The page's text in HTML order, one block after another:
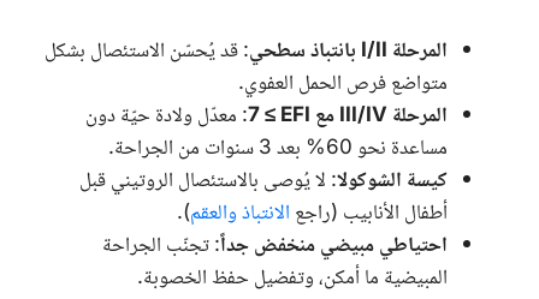
المرحلة I/II بانتباذ سطحي: قد يُحسّن الاستئصال بشكل
متواضع فرص الحمل العفوي.
المرحلة III/IVمع EFI
≥ 7 : معدّل ولادة حيّة دون
مساعدة نحو 60% بعد 3 سنوات من الجراحة.
كيسة الشوكولا: لا يُوصى بالاستئصال الروتيني قبل
أطفال الأنابيب (راجع الانتباذ والعقم).
احتياطي مبيضي منخفض جداً: تجنّب الجراحة
المبيضية ما أمكن، وتفضيل حفظ الخصوبة.